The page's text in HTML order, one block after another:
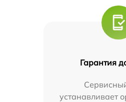
Гарантия
устанавливает